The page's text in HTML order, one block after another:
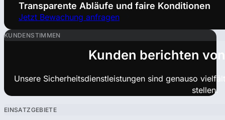
Transparente Abläufe und faire Konditionen
Jetzt Bewachung anfragen
KUNDENSTIMMEN
Kunden berichten
Unsere Sicherheitsdienstleistungen sind genauso
stellen.
EINSATZGEBIETE